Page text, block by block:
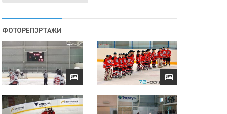
ФОТОРЕПОРТАЖИ